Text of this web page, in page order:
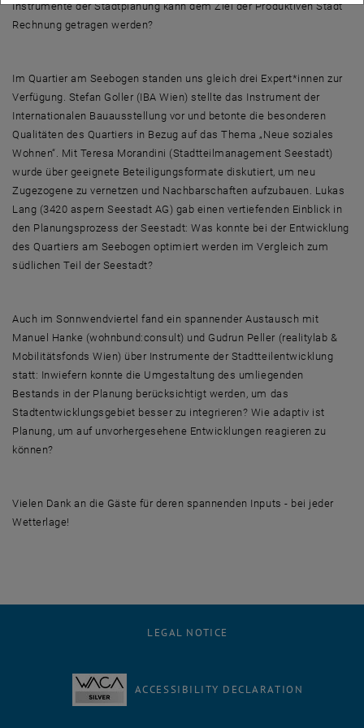
Instrumente der Stadtplanung kann dem Ziel der Produktiven Stadt
Rechnung getragen werden?
Im Quartier am Seebogen standen uns gleich drei Expert*innen zur
Verfügung. Stefan Goller (IBA Wien) stellte das Instrument der
Internationalen Bauausstellung vor und betonte die besonderen
Qualitäten des Quartiers in Bezug auf das Thema „Neue soziales
Wohnen“. Mit Teresa Morandini (Stadtteilmanagement Seestadt)
wurde über geeignete Beteiligungsformate diskutiert, um neu
Zugezogene zu vernetzen und Nachbarschaften aufzubauen. Lukas
Lang (3420 aspern Seestadt AG) gab einen vertiefenden Einblick in
den Planungsprozess der Seestadt: Was konnte bei der Entwicklung
des Quartiers am Seebogen optimiert werden im Vergleich zum
südlichen Teil der Seestadt?
Auch im Sonnwendviertel fand ein spannender Austausch mit
Manuel Hanke (wohnbund:consult) und Gudrun Peller (realitylab &
Mobilitätsfonds Wien) über Instrumente der Stadtteilentwicklung
statt: Inwiefern konnte die Umgestaltung des umliegenden
Bestands in der Planung berücksichtigt werden, um das
Stadtentwicklungsgebiet besser zu integrieren? Wie adaptiv ist
Planung, um auf unvorhergesehene Entwicklungen reagieren zu
können?
Vielen Dank an die Gäste für deren spannenden Inputs - bei jeder
Wetterlage!
LEGAL NOTICE
ACCESSIBILITY DECLARATION